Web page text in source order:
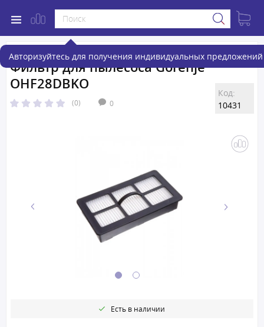
Авторизуйтесь для получения индивидуальных предложений
Фильтр для пылесоса Gorenje
OHF28DBKO
(0) 0
Код:
10431
Есть в наличии